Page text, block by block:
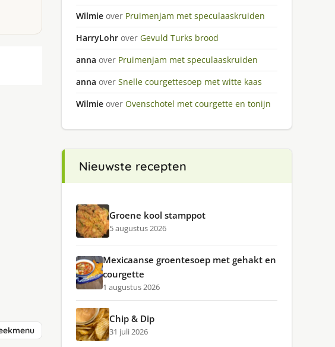
Wilmie over Pruimenjam met speculaaskruiden
HarryLohr over Gevuld Turks brood
anna over Pruimenjam met speculaaskruiden
anna over Snelle courgettesoep met witte kaas
Wilmie over Ovenschotel met courgette en tonijn
Nieuwste recepten
Groene kool stamppot
5 augustus 2026
Mexicaanse groentesoep met gehakt en
courgette
1 augustus 2026
Chip & Dip
31 juli 2026